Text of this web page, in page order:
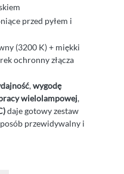
przed pyłem i
(3200 K) + miękki
ochronny złącza
,wygodę
wielolampowej,
daje gotowy zestaw
przewidywalny i